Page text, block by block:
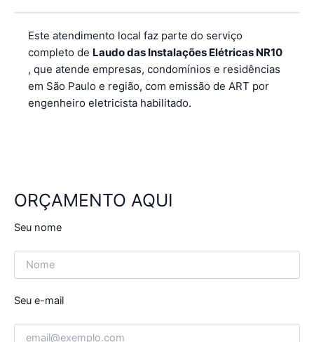
Este atendimento local faz parte do serviço
completo de Laudo das Instalações Elétricas NR10
, que atende empresas, condomínios e residências
em São Paulo e região, com emissão de ART por
engenheiro eletricista habilitado.
ORÇAMENTO AQUI
Seu nome
Seu e-mail